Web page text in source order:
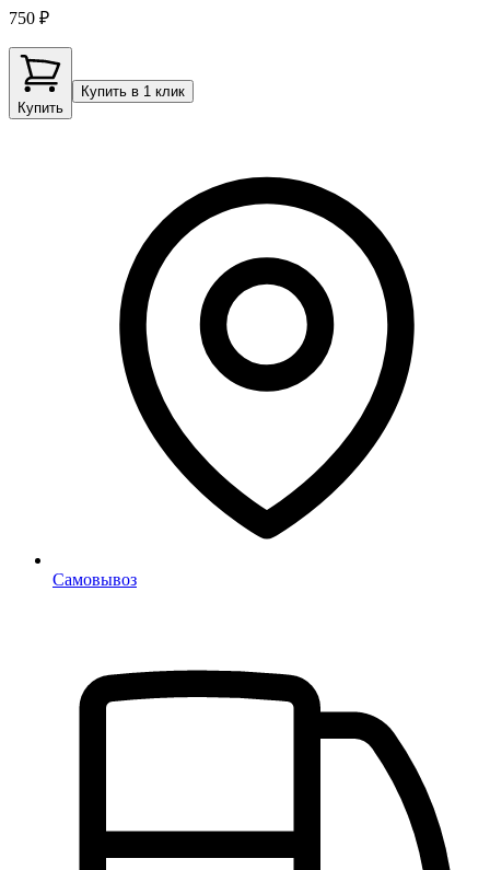
750 ₽
Купить
Купить в 1 клик
Самовывоз